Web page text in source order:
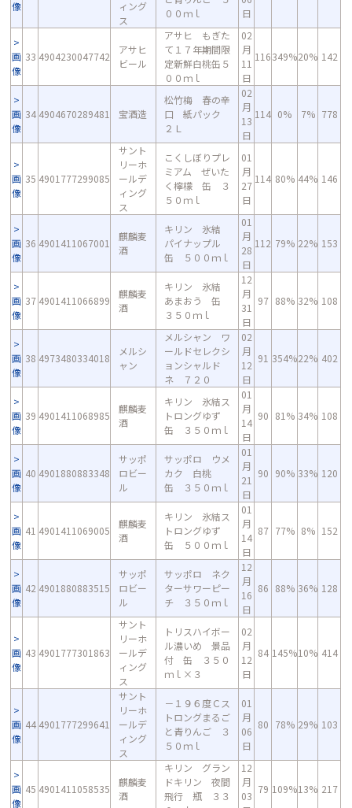
像
ィング
ス
００ｍｌ
日
画
像
33 4904230047742
アサヒ
ビール
アサヒ もぎた
て１７年期間限
定新鮮白桃缶５
００ｍｌ
02
月
11
日
116349%20% 142
画
像
34 4904670289481 宝酒造
松竹梅 春の辛
口 紙パック
２Ｌ
02
月
13
日
114 0% 7% 778
画
像
35 4901777299085
サント
リーホ
ールデ
ィング
ス
こくしぼりプレ
ミアム ぜいた
く檸檬 缶 ３
５０ｍｌ
01
月
27
日
114 80% 44% 146
画
像
36 4901411067001
麒麟麦
酒
キリン 氷結
パイナップル
缶 ５００ｍｌ
01
月
28
日
112 79% 22% 153
画
像
37 4901411066899
麒麟麦
酒
キリン 氷結
あまおう 缶
３５０ｍｌ
12
月
31
日
97 88% 32% 108
画
像
38 4973480334018
メルシ
ャン
メルシャン ワ
ールドセレクシ
ョンシャルド
ネ ７２０
02
月
12
日
91 354%22% 402
画
像
39 4901411068985
麒麟麦
酒
キリン 氷結ス
トロングゆず
缶 ３５０ｍｌ
01
月
14
日
90 81% 34% 108
画
像
40 4901880883348
サッポ
ロビー
ル
サッポロ ウメ
カク 白桃
缶 ３５０ｍｌ
01
月
21
日
90 90% 33% 120
画
像
41 4901411069005
麒麟麦
酒
キリン 氷結ス
トロングゆず
缶 ５００ｍｌ
01
月
14
日
87 77% 8% 152
画
像
42 4901880883515
サッポ
ロビー
ル
サッポロ ネク
ターサワーピー
チ ３５０ｍｌ
12
月
16
日
86 88% 36% 128
画
像
43 4901777301863
サント
リーホ
ールデ
ィング
ス
トリスハイボー
ル濃いめ 景品
付 缶 ３５０
ｍｌ×３
02
月
12
日
84 145%10% 414
画
像
44 4901777299641
サント
リーホ
ールデ
ィング
ス
－１９６度Ｃス
トロングまるご
と青りんご ３
５０ｍｌ
01
月
06
日
80 78% 29% 103
画
像
45 4901411058535
麒麟麦
酒
キリン グラン
ドキリン 夜間
飛行 瓶 ３３
12
月
03
79 109%13% 217